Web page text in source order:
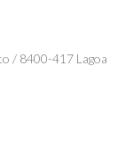
/ 8400-417 Lagoa